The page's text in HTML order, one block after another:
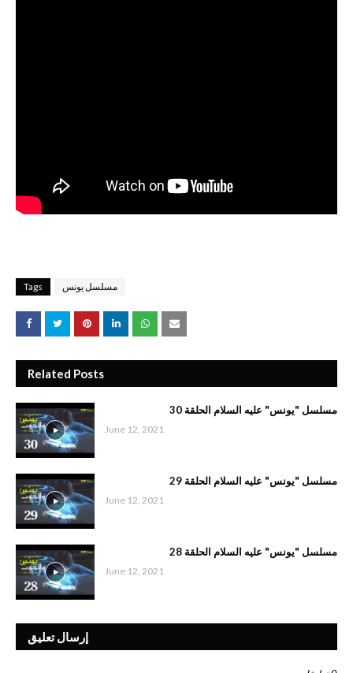
Tags مسلسل يونس
Related Posts
مسلسل "يونس" عليه السلام الحلقة 30
June 12, 2021
مسلسل "يونس" عليه السلام الحلقة 29
June 12, 2021
مسلسل "يونس" عليه السلام الحلقة 28
June 12, 2021
إرسال تعليق